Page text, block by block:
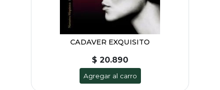
CADAVER EXQUISITO
$ 20.890
Agregar al carro